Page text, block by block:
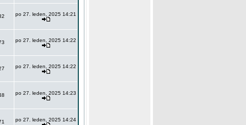
po 27. leden, 2025 14:21
po 27. leden, 2025 14:22
po 27. leden, 2025 14:22
po 27. leden, 2025 14:23
po 27. leden, 2025 14:24